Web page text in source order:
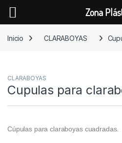
Inicio
CLARABOYAS
CLARABOYAS
Cupulas para
Cúpulas para claraboyas cuadradas.
Zona